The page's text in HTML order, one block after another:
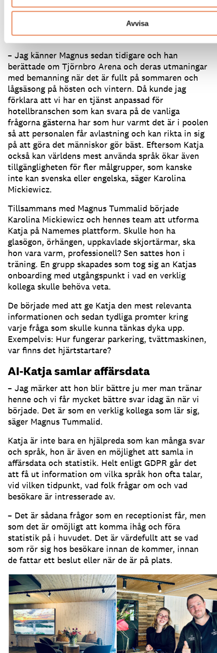
Avvisa
Mickiewicz, affärsutvecklingschef på Nameme i
Göteborg, som erbjuder AI-agenter i form av
avatarer för olika branscher.
– Jag känner Magnus sedan tidigare och han
berättade om Tjörnbro Arena och deras utmaningar
med bemanning när det är fullt på sommaren och
lågsäsong på hösten och vintern. Då kunde jag
förklara att vi har en tjänst anpassad för
hotellbranschen som kan svara på de vanliga
frågorna gästerna har som hur varmt det är i poolen
så att personalen får avlastning och kan rikta in sig
på att göra det människor gör bäst. Eftersom Katja
också kan världens mest använda språk ökar även
tillgängligheten för fler målgrupper, som kanske
inte kan svenska eller engelska, säger Karolina
Mickiewicz.
Tillsammans med Magnus Tummalid började
Karolina Mickiewicz och hennes team att utforma
Katja på Namemes plattform. Skulle hon ha
glasögon, örhängen, uppkavlade skjortärmar, ska
hon vara varm, professionell? Sen sattes hon i
träning. En grupp skapades som tog sig an Katjas
onboarding med utgångspunkt i vad en verklig
kollega skulle behöva veta.
De började med att ge Katja den mest relevanta
informationen och sedan tydliga promter kring
varje fråga som skulle kunna tänkas dyka upp.
Exempelvis: Hur fungerar parkering, tvättmaskinen,
var finns det hjärtstartare?
AI-Katja samlar affärsdata
– Jag märker att hon blir bättre ju mer man tränar
henne och vi får mycket bättre svar idag än när vi
började. Det är som en verklig kollega som lär sig,
säger Magnus Tummalid.
Katja är inte bara en hjälpreda som kan många svar
och språk, hon är även en möjlighet att samla in
affärsdata och statistik. Helt enligt GDPR går det
att få ut information om vilka språk hon ofta talar,
vid vilken tidpunkt, vad folk frågar om och vad
besökare är intresserade av.
– Det är sådana frågor som en receptionist får, men
som det är omöjligt att komma ihåg och föra
statistik på i huvudet. Det är värdefullt att se vad
som rör sig hos besökare innan de kommer, innan
de fattar ett beslut eller när de är på plats.